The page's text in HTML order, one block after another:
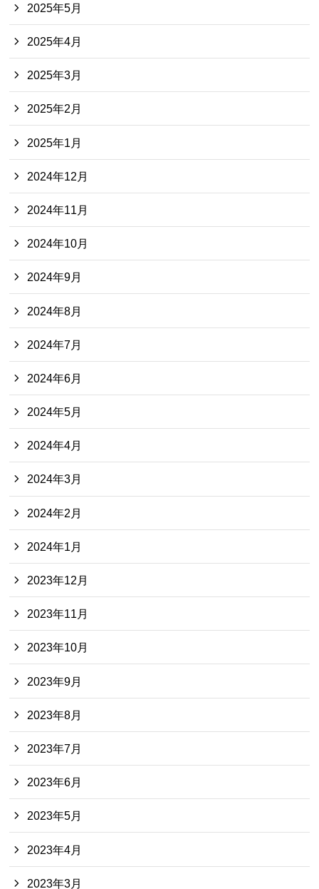
2025年5月
2025年4月
2025年3月
2025年2月
2025年1月
2024年12月
2024年11月
2024年10月
2024年9月
2024年8月
2024年7月
2024年6月
2024年5月
2024年4月
2024年3月
2024年2月
2024年1月
2023年12月
2023年11月
2023年10月
2023年9月
2023年8月
2023年7月
2023年6月
2023年5月
2023年4月
2023年3月